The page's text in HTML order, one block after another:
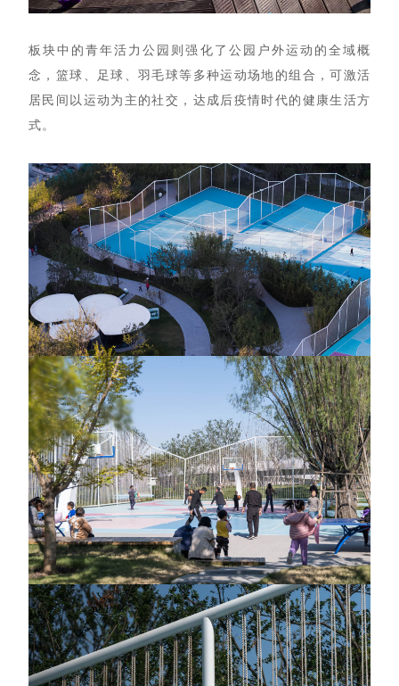
板块中的青年活力公园则强化了公园户外运动的全域概
念，篮球、足球、羽毛球等多种运动场地的组合，可激活
居民间以运动为主的社交，达成后疫情时代的健康生活方
式。